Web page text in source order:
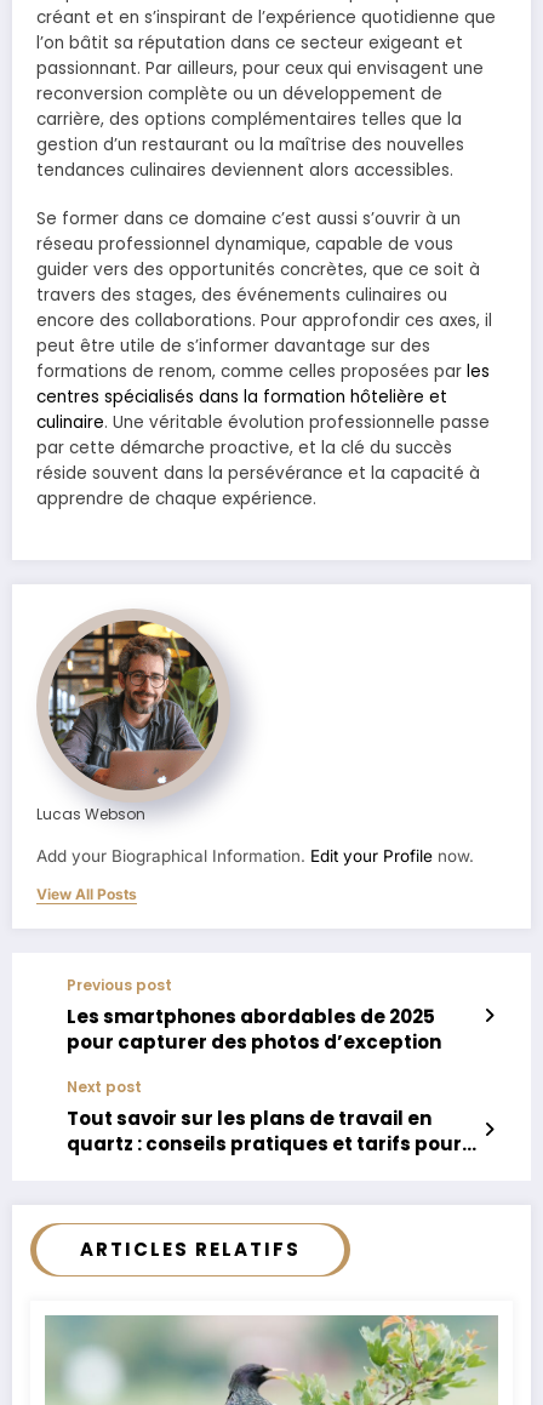
créant et en s’inspirant de l’expérience quotidienne que
l’on bâtit sa réputation dans ce secteur exigeant et
passionnant. Par ailleurs, pour ceux qui envisagent une
reconversion complète ou un développement de
carrière, des options complémentaires telles que la
gestion d’un restaurant ou la maîtrise des nouvelles
tendances culinaires deviennent alors accessibles.
Se former dans ce domaine c’est aussi s’ouvrir à un
réseau professionnel dynamique, capable de vous
guider vers des opportunités concrètes, que ce soit à
travers des stages, des événements culinaires ou
encore des collaborations. Pour approfondir ces axes, il
peut être utile de s’informer davantage sur des
formations de renom, comme celles proposées par les
centres spécialisés dans la formation hôtelière et
culinaire. Une véritable évolution professionnelle passe
par cette démarche proactive, et la clé du succès
réside souvent dans la persévérance et la capacité à
apprendre de chaque expérience.
Lucas Webson
Add your Biographical Information. Edit your Profile now.
View All Posts
Previous post
Les smartphones abordables de 2025
pour capturer des photos d’exception
Next post
Tout savoir sur les plans de travail en
quartz : conseils pratiques et tarifs pour
ARTICLES RELATIFS